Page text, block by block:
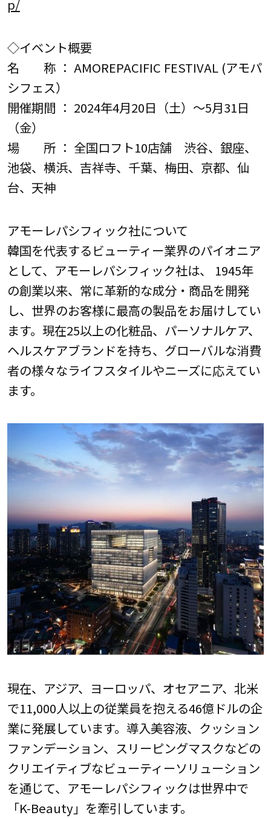
p/
◇イベント概要
名 称 ： AMOREPACIFIC FESTIVAL (アモパ
シフェス）
開催期間 ： 2024年4月20日（土）～5月31日
（金）
場 所 ： 全国ロフト10店舗 渋谷、銀座、
池袋、横浜、吉祥寺、千葉、梅田、京都、仙
台、天神
アモーレパシフィック社について
韓国を代表するビューティー業界のパイオニア
として、アモーレパシフィック社は、 1945年
の創業以来、常に革新的な成分・商品を開発
し、世界のお客様に最高の製品をお届けしてい
ます。現在25以上の化粧品、パーソナルケア、
ヘルスケアブランドを持ち、グローバルな消費
者の様々なライフスタイルやニーズに応えてい
ます。
現在、アジア、ヨーロッパ、オセアニア、北米
で11,000人以上の従業員を抱える46億ドルの企
業に発展しています。導入美容液、クッション
ファンデーション、スリーピングマスクなどの
クリエイティブなビューティーソリューション
を通じて、アモーレパシフィックは世界中で
「K-Beauty」を牽引しています。